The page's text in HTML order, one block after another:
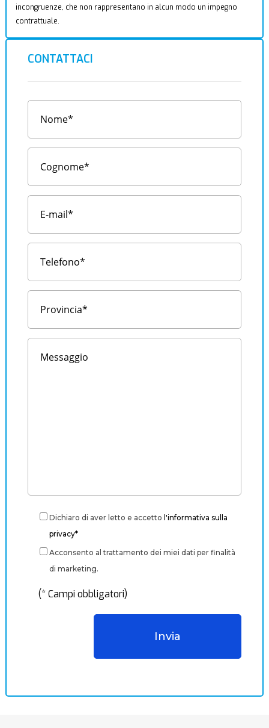
incongruenze, che non rappresentano in alcun modo un impegno
contrattuale.
CONTATTACI
Dichiaro di aver letto e accetto l'informativa sulla
privacy*
Acconsento al trattamento dei miei dati per finalità
di marketing.
(* Campi obbligatori)